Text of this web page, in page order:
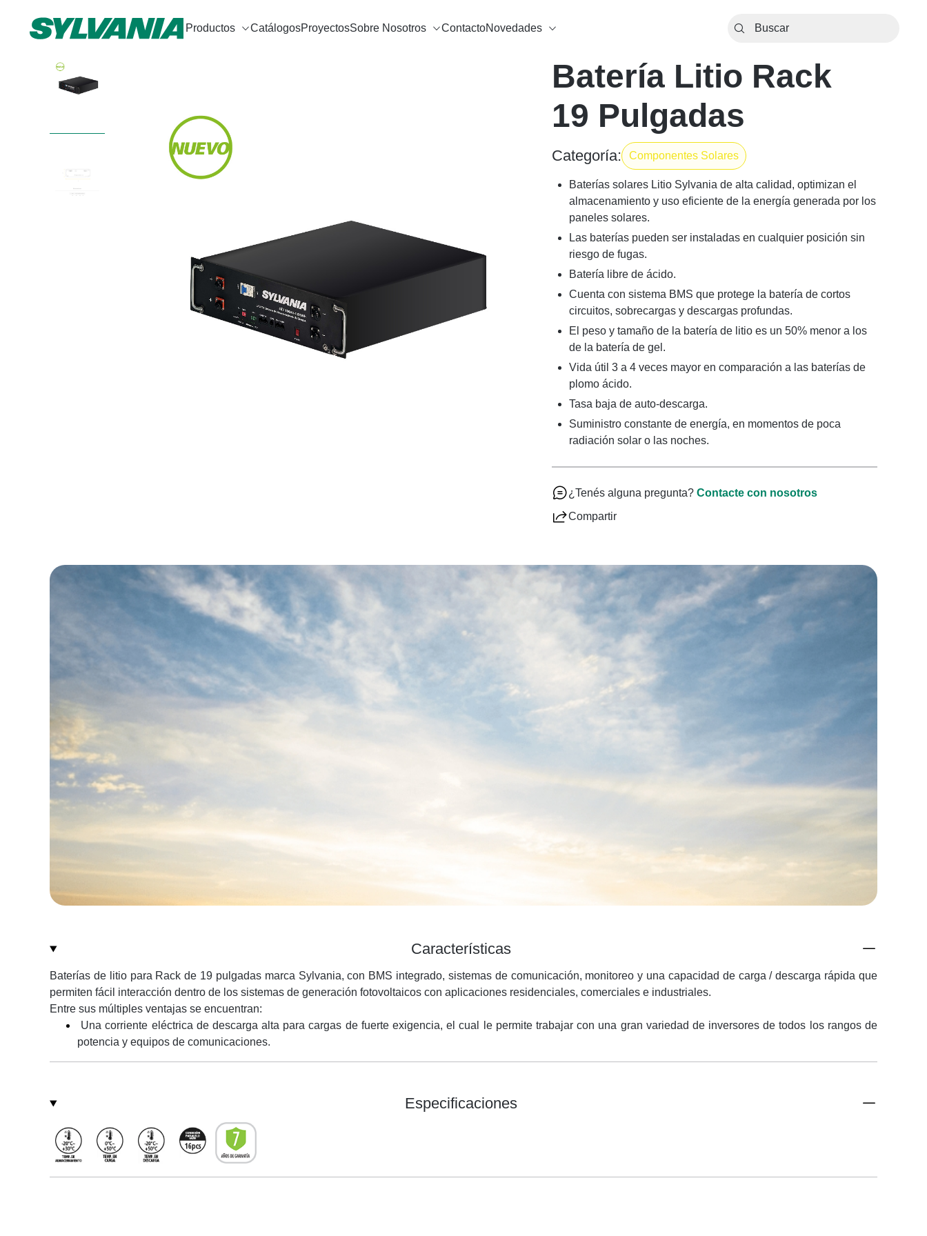
Productos CatálogosProyectosSobre Nosotros ContactoNovedades
Batería Litio Rack
19 Pulgadas
Categoría: Componentes Solares
Baterías solares Litio Sylvania de alta calidad, optimizan el
almacenamiento y uso eficiente de la energía generada por los
paneles solares.
Las baterías pueden ser instaladas en cualquier posición sin
riesgo de fugas.
Batería libre de ácido.
Cuenta con sistema BMS que protege la batería de cortos
circuitos, sobrecargas y descargas profundas.
El peso y tamaño de la batería de litio es un 50% menor a los
de la batería de gel.
Vida útil 3 a 4 veces mayor en comparación a las baterías de
plomo ácido.
Tasa baja de auto-descarga.
Suministro constante de energía, en momentos de poca
radiación solar o las noches.
¿Tenés alguna pregunta? Contacte con nosotros
Compartir
Características
Baterías de litio para Rack de 19 pulgadas marca Sylvania, con BMS integrado, sistemas de comunicación, monitoreo y una capacidad de carga / descarga rápida que
permiten fácil interacción dentro de los sistemas de generación fotovoltaicos con aplicaciones residenciales, comerciales e industriales.
Entre sus múltiples ventajas se encuentran:
Una corriente eléctrica de descarga alta para cargas de fuerte exigencia, el cual le permite trabajar con una gran variedad de inversores de todos los rangos de
potencia y equipos de comunicaciones.
Especificaciones